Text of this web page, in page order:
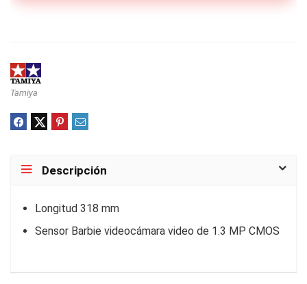
Tamiya
Descripción
Longitud 318 mm
Sensor Barbie videocámara video de 1.3 MP CMOS